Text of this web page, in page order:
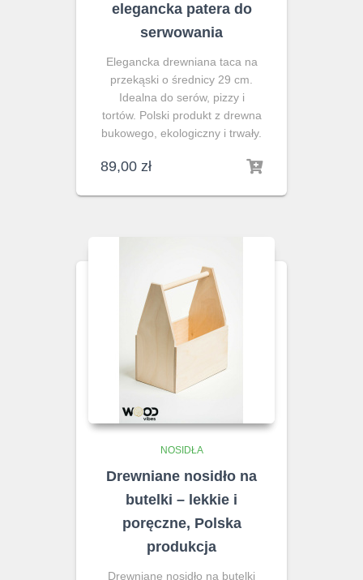
elegancka patera do
serwowania
Elegancka drewniana taca na
przekąski o średnicy 29 cm.
Idealna do serów, pizzy i
tortów. Polski produkt z drewna
bukowego, ekologiczny i trwały.
89,00 zł
NOSIDŁA
Drewniane nosidło na
butelki – lekkie i
poręczne, Polska
produkcja
Drewniane nosidło na butelki